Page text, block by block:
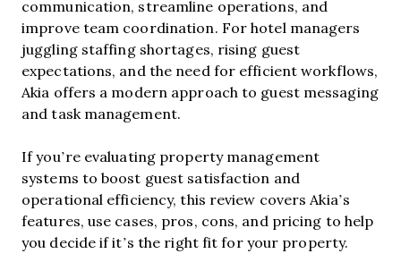
communication, streamline operations, and
improve team coordination. For hotel managers
juggling staffing shortages, rising guest
expectations, and the need for efficient workflows,
Akia offers a modern approach to guest messaging
and task management.
If you’re evaluating property management
systems to boost guest satisfaction and
operational efficiency, this review covers Akia’s
features, use cases, pros, cons, and pricing to help
you decide if it’s the right fit for your property.